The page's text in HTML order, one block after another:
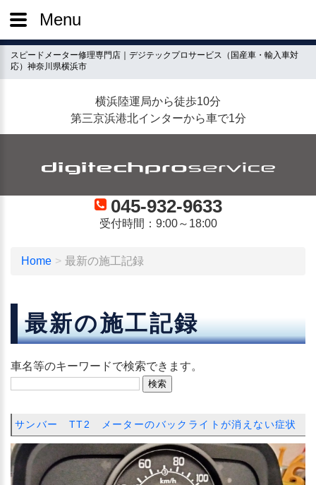
スピードメーター修理専門店｜デジテックプロサービス（国産車・輸入車対
応）神奈川県横浜市
横浜陸運局から徒歩10分
第三京浜港北インターから車で1分
045-932-9633
受付時間：9:00～18:00
Home 最新の施工記録
最新の施工記録
車名等のキーワードで検索できます。
サンバー TT2 メーターのバックライトが消えない症状
Menu